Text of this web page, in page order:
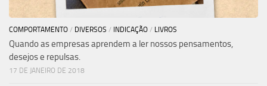
COMPORTAMENTO / DIVERSOS / INDICAÇÃO / LIVROS
Quando as empresas aprendem a ler nossos pensamentos,
desejos e repulsas.
17 DE JANEIRO DE 2018